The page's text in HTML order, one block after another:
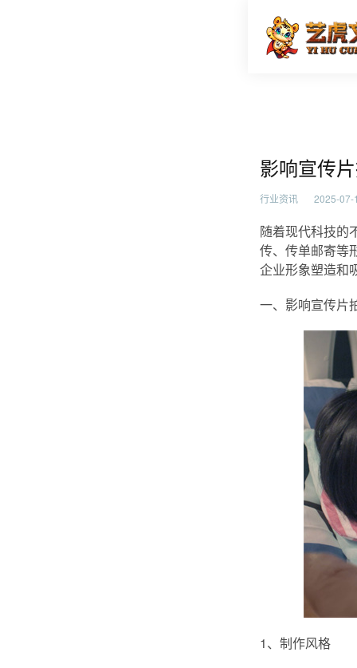
影响宣
影响宣传
行业资讯 2025-07-
随着现代科技的
传、传单邮寄等
企业形象塑造和
一、影响宣传片
1、制作风格